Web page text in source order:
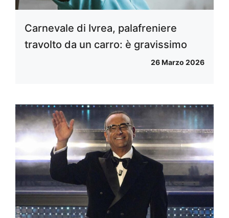
Carnevale di Ivrea, palafreniere
travolto da un carro: è gravissimo
26 Marzo 2026